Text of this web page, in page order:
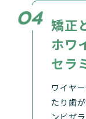
矯正
ホワ
セラ
ワイヤ
たり歯
ンビザ